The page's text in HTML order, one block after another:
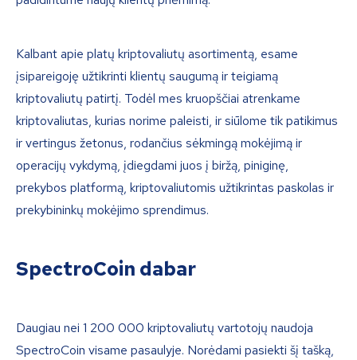
Kalbant apie platų kriptovaliutų asortimentą, esame
įsipareigoję užtikrinti klientų saugumą ir teigiamą
kriptovaliutų patirtį. Todėl mes kruopščiai atrenkame
kriptovaliutas, kurias norime paleisti, ir siūlome tik patikimus
ir vertingus žetonus, rodančius sėkmingą mokėjimą ir
operacijų vykdymą, įdiegdami juos į biržą, piniginę,
prekybos platformą, kriptovaliutomis užtikrintas paskolas ir
prekybininkų mokėjimo sprendimus.
SpectroCoin dabar
Daugiau nei 1 200 000 kriptovaliutų vartotojų naudoja
SpectroCoin visame pasaulyje. Norėdami pasiekti šį tašką,